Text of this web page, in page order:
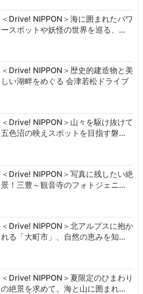
＜Drive! NIPPON＞海に囲まれたパワ
ースポットや妖怪の世界を巡る、…
＜Drive! NIPPON＞歴史的建造物と美
しい湖畔をめぐる 会津若松ドライブ
＜Drive! NIPPON＞山々を駆け抜けて
五色沼の映えスポットを目指す磐…
＜Drive! NIPPON＞写真に残したい絶
景！三豊～観音寺のフォトジェニ…
＜Drive! NIPPON＞北アルプスに抱か
れる「大町市」、自然の恵みを知…
＜Drive! NIPPON＞夏限定のひまわり
の絶景を求めて。海と山に囲まれ…